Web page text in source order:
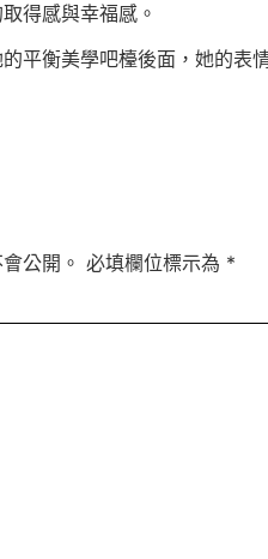
得感與幸福感。
平衡美學吧檯後面，她的表
公開。 必填欄位標示為 *